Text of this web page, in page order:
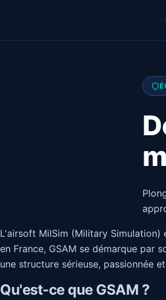
L'airsoft MilSim (Military Simulation)
en France, GSAM se démarque par
une structure sérieuse, passionnée
Qu'est-ce que GSAM ?